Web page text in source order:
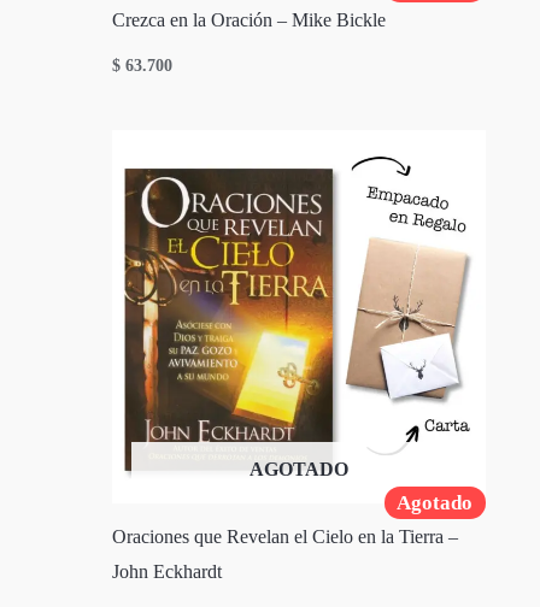
Crezca en la Oración – Mike Bickle
$ 63.700
Agotado
AGOTADO
Oraciones que Revelan el Cielo en la Tierra –
John Eckhardt